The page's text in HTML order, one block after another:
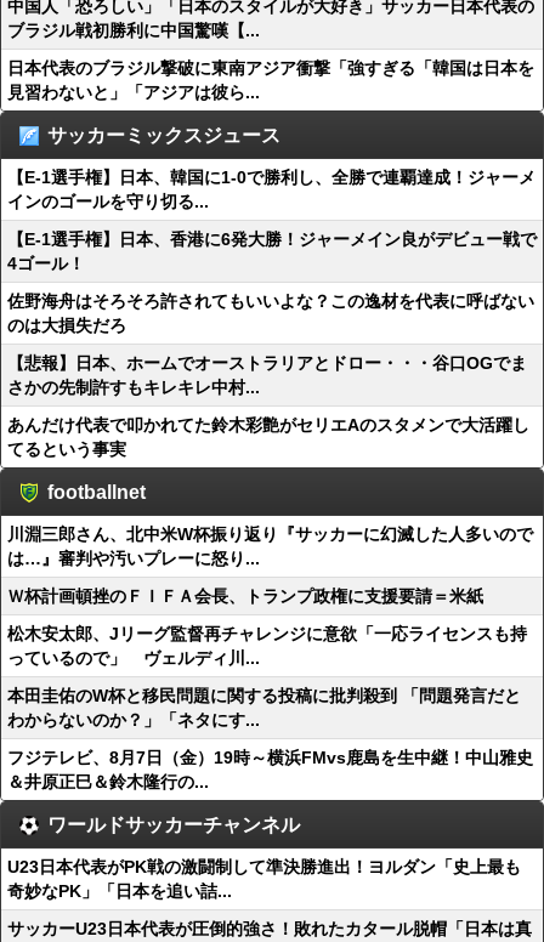
中国人「恐ろしい」「日本のスタイルが大好き」サッカー日本代表の
ブラジル戦初勝利に中国驚嘆【...
日本代表のブラジル撃破に東南アジア衝撃「強すぎる「韓国は日本を
見習わないと」「アジアは彼ら...
サッカーミックスジュース
【E-1選手権】日本、韓国に1-0で勝利し、全勝で連覇達成！ジャーメ
インのゴールを守り切る...
【E-1選手権】日本、香港に6発大勝！ジャーメイン良がデビュー戦で
4ゴール！
佐野海舟はそろそろ許されてもいいよな？この逸材を代表に呼ばない
のは大損失だろ
【悲報】日本、ホームでオーストラリアとドロー・・・谷口OGでま
さかの先制許すもキレキレ中村...
あんだけ代表で叩かれてた鈴木彩艶がセリエAのスタメンで大活躍し
てるという事実
footballnet
川淵三郎さん、北中米W杯振り返り『サッカーに幻滅した人多いので
は…』審判や汚いプレーに怒り...
Ｗ杯計画頓挫のＦＩＦＡ会長、トランプ政権に支援要請＝米紙
松木安太郎、Jリーグ監督再チャレンジに意欲「一応ライセンスも持
っているので」 ヴェルディ川...
本田圭佑のW杯と移民問題に関する投稿に批判殺到 「問題発言だと
わからないのか？」「ネタにす...
フジテレビ、8月7日（金）19時～横浜FMvs鹿島を生中継！中山雅史
＆井原正巳＆鈴木隆行の...
ワールドサッカーチャンネル
U23日本代表がPK戦の激闘制して準決勝進出！ヨルダン「史上最も
奇妙なPK」「日本を追い詰...
サッカーU23日本代表が圧倒的強さ！敗れたカタール脱帽「日本は真